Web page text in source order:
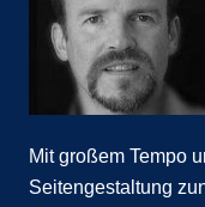
Mit großem Tempo
Seitengestaltung